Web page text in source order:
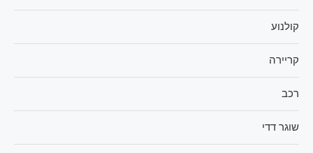
קולנוע
קריירה
רכב
שוגר דדי